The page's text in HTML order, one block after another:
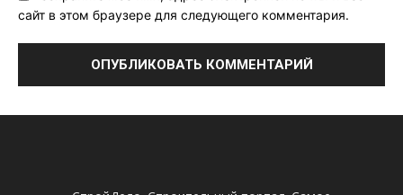
сайт в этом браузере для следующего комментария.